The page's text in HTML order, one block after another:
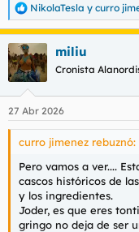
R
e
a
c
c
i
e
s
NikolaTesla y curro
miliu
Cronista
27 Abr 2026
curro jimenez rebuznó:
Pero vamos a ver....
cascos históricos de
y los ingredientes.
Joder, es que eres
gringo no deja de ser